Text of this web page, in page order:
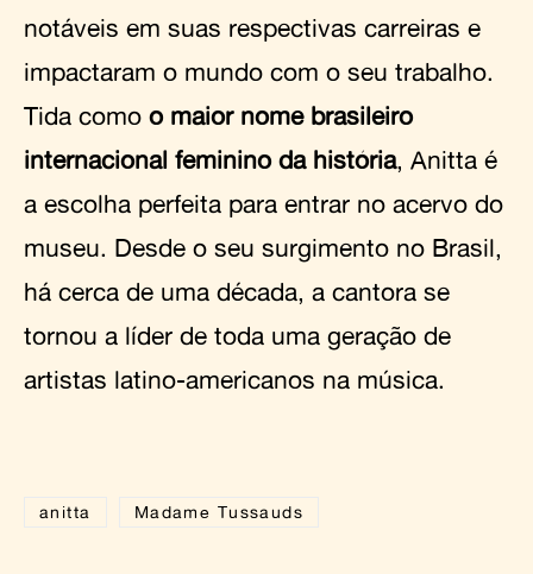
notáveis em suas respectivas carreiras e
impactaram o mundo com o seu trabalho.
Tida como o maior nome brasileiro
internacional feminino da história, Anitta é
a escolha perfeita para entrar no acervo do
museu. Desde o seu surgimento no Brasil,
há cerca de uma década, a cantora se
tornou a líder de toda uma geração de
artistas latino-americanos na música.
anitta Madame Tussauds